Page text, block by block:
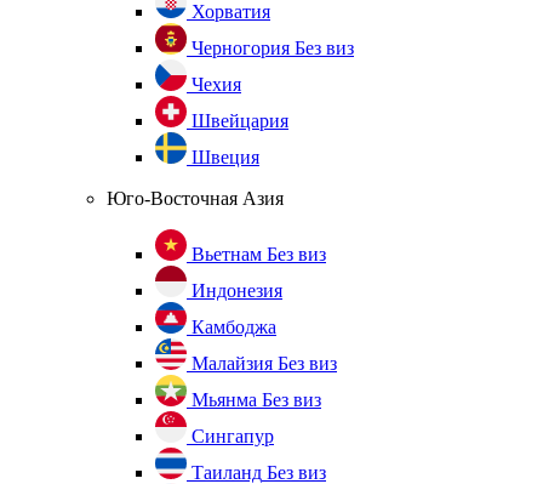
Хорватия
Черногория Без виз
Чехия
Швейцария
Швеция
Юго-Восточная Азия
Вьетнам Без виз
Индонезия
Камбоджа
Малайзия Без виз
Мьянма Без виз
Сингапур
Таиланд Без виз